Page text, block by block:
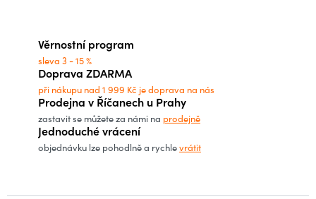
Věrnostní program
sleva 3 - 15 %
Doprava ZDARMA
při nákupu nad 1 999 Kč je doprava na nás
Prodejna v Říčanech u Prahy
zastavit se můžete za námi na prodejně
Jednoduché vrácení
objednávku lze pohodlně a rychlevrátit